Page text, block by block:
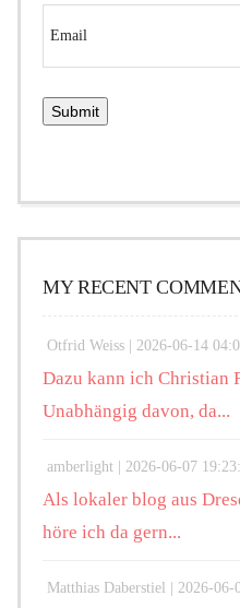
MY RECENT
Otfrid Weiss | 2026-06-14
Dazu kann ich Christian
Unabhängig davon, da...
amberlight | 2026-06-07
Als lokaler blog aus
höre ich da gern...
Matthias Daberstiel | 2026-06-